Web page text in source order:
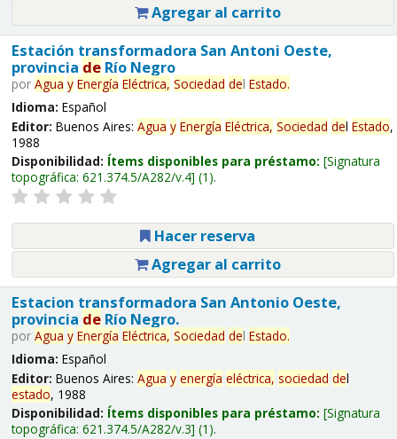
Agregar al carrito
Estación transformadora San Antoni Oeste,
provincia deRío Negro
por Agua y Energía Eléctrica, Sociedad del Estado.
Idioma: Español
Editor: Buenos Aires: Agua y Energía Eléctrica, Sociedad del Estado,
1988
Disponibilidad: Ítems disponibles para préstamo: Signatura
topográfica: 621.374.5/A282/v.4 (1).
Hacer reserva
Agregar al carrito
Estacion transformadora San Antonio Oeste,
provincia deRío Negro.
por Agua y Energía Eléctrica, Sociedad del Estado.
Idioma: Español
Editor: Buenos Aires: Agua y energía eléctrica, sociedad del
estado, 1988
Disponibilidad: Ítems disponibles para préstamo: Signatura
topográfica: 621.374.5/A282/v.3 (1).